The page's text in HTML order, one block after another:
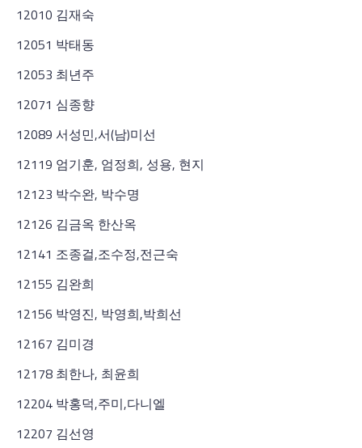
12010 김재숙
12051 박태동
12053 최년주
12071 심종향
12089 서성민,서(남)미선
12119 엄기훈, 엄정희, 성용, 현지
12123 박수완, 박수명
12126 김금옥 한산옥
12141 조종걸,조수정,전근숙
12155 김완희
12156 박영진, 박영희,박희선
12167 김미경
12178 최한나, 최윤희
12204 박홍덕,주미,다니엘
12207 김선영